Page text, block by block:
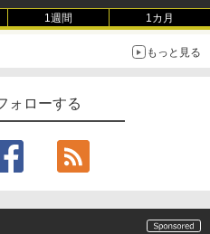
1週間 1カ月
もっと見る
ォローする